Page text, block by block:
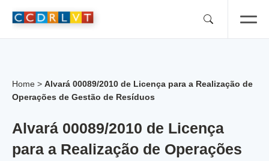
Home > Alvará 00089/2010 de Licença para a Realização de
Operações de Gestão de Resíduos
Alvará 00089/2010 de Licença
para a Realização de Operações